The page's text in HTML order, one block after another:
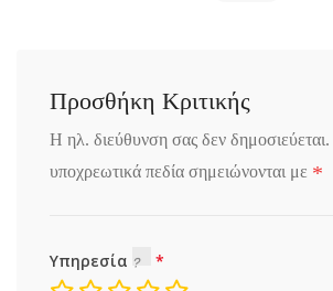
Προσθήκη Κριτικής
Η ηλ. διεύθυνση σας δεν δημοσιεύεται.
υποχρεωτικά πεδία σημειώνονται με *
Υπηρεσία